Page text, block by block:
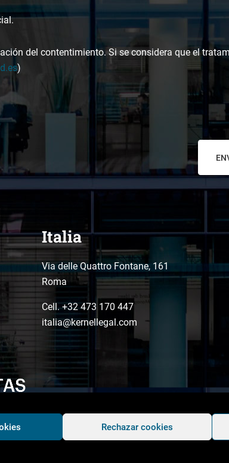
Rechazar cookies
del contentimiento. Si se considera que el
)
Italia
Via delle Quattro Fontane, 161
Roma
Cell. +32 473 170 447
italia@kernellegal.com